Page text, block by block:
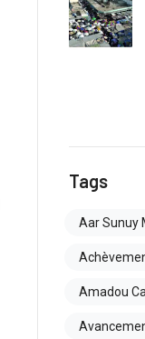
Tags
Aar Sunuy
Amadou